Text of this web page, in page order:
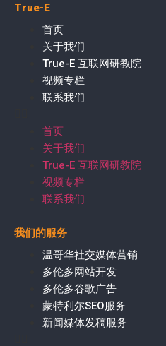
True-E
首页
关于我们
True-E 互联网研教院
视频专栏
联系我们
首页
关于我们
True-E 互联网研教院
视频专栏
联系我们
我们的服务
温哥华社交媒体营销
多伦多网站开发
多伦多谷歌广告
蒙特利尔SEO服务
新闻媒体发稿服务